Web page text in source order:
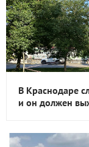
В Краснодаре
и он должен